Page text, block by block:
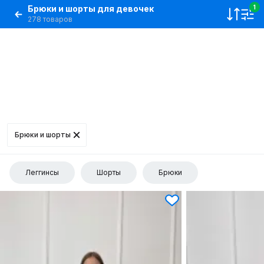
Брюки и шорты для девочек
278 товаров
1
Брюки и шорты
Леггинсы Шорты Брюки